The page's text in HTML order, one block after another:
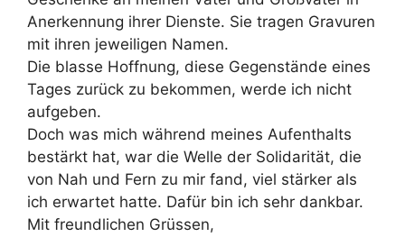
Anerkennung ihrer Dienste. Sie tragen Gravuren
mit ihren jeweiligen Namen.
Die blasse Hoffnung, diese Gegenstände eines
Tages zurück zu bekommen, werde ich nicht
aufgeben.
Doch was mich während meines Aufenthalts
bestärkt hat, war die Welle der Solidarität, die
von Nah und Fern zu mir fand, viel stärker als
ich erwartet hatte. Dafür bin ich sehr dankbar.
Mit freundlichen Grüssen,